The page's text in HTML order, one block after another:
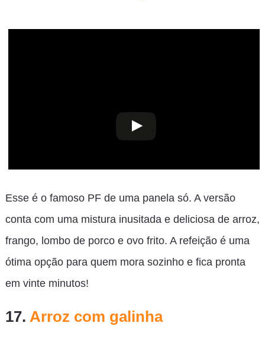
Esse é o famoso PF de uma panela só. A versão
conta com uma mistura inusitada e deliciosa de arroz,
frango, lombo de porco e ovo frito. A refeição é uma
ótima opção para quem mora sozinho e fica pronta
em vinte minutos!
17. Arroz com galinha